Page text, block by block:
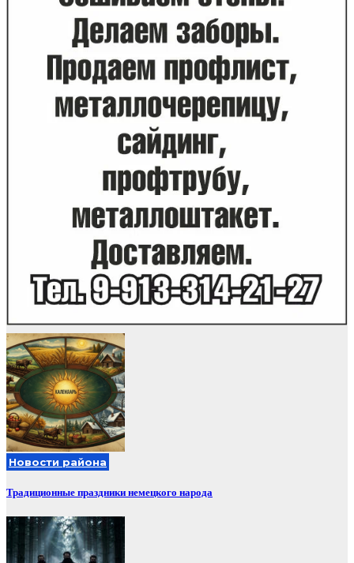
Новости района
Традиционные праздники немецкого народа